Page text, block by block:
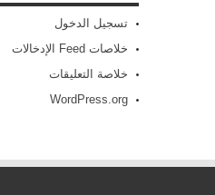
تسجيل الدخول
خلاصات Feed الإدخالات
خلاصة التعليقات
WordPress.org